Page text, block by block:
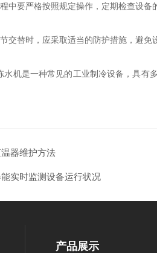
要严格按照规定操作，定期检查设备
替时，应采取适当的防护措施，避免
是一种常见的工业制冷设备，具有多
器维护方法
实时监测设备运行状况
产品展示